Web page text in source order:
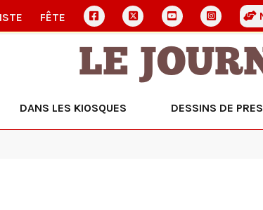
FÊTE
LE
DANS LES KIOSQUES DESSINS DE